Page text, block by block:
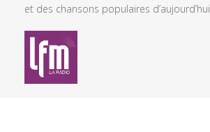
et des chansons populaires d’aujourd’hui.